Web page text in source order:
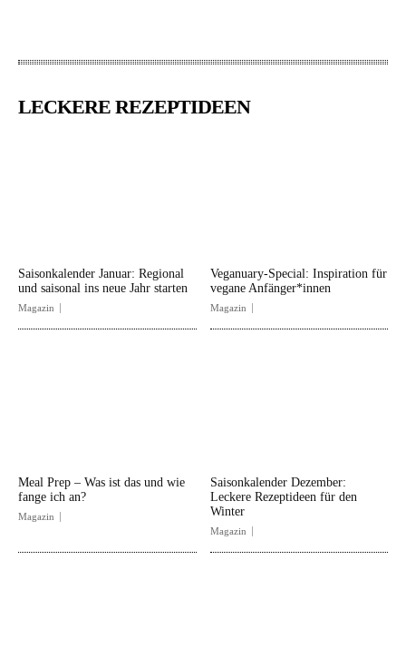
LECKERE REZEPTIDEEN
Saisonkalender Januar: Regional
und saisonal ins neue Jahr starten
Magazin
Veganuary-Special: Inspiration für
vegane Anfänger*innen
Magazin
Meal Prep – Was ist das und wie
fange ich an?
Magazin
Saisonkalender Dezember:
Leckere Rezeptideen für den
Winter
Magazin